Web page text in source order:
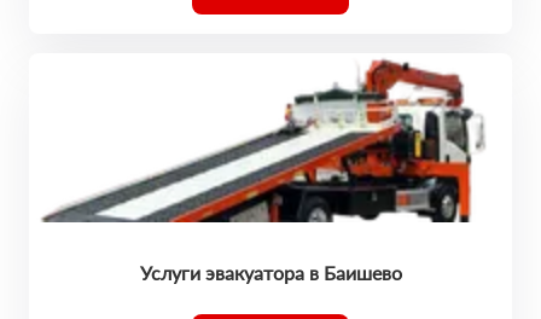
Услуги эвакуатора в Баишево